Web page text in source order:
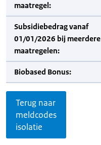
maatregel:
Subsidiebedrag vanaf
01/01/2026 bij meerdere
maatregelen:
Biobased Bonus:
Terug naar
meldcodes
isolatie